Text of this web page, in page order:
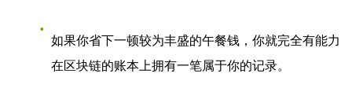
如果你省下一顿较为丰盛的午餐钱，你就完全有能力
在区块链的账本上拥有一笔属于你的记录。